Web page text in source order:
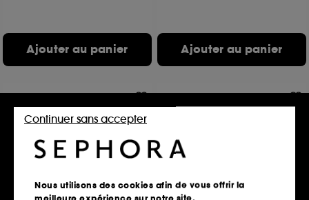
Ajouter au panier Ajouter au panier
Nous utilisons des cookies afin de vous offrir la
Continuer sans accepter